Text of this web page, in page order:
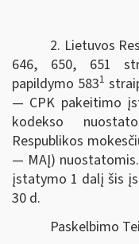
2. Lietuvos
646, 650, 651
papildymo 5831
— CPK pakeitimo
kodekso
Respublikos
— MAĮ)
įstatymo 1 dalį šis
30 d.
Paskelbimo